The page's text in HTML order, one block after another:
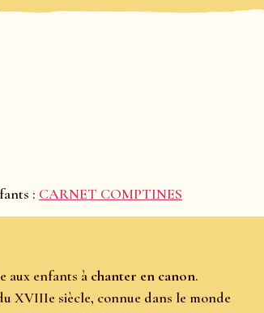
: CARNET COMPTINES
aux enfants à chanter en canon.
XVIIIe siècle, connue dans le monde